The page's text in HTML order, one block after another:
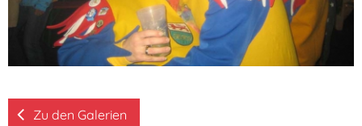
Zu den Galerien